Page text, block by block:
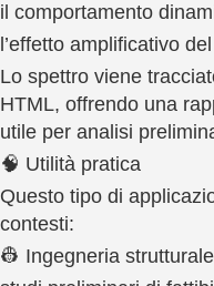
il comportamento
l’effetto amplificativo
Lo spettro viene
HTML, offrendo una
utile per analisi
🧠 Utilità pratica
Questo tipo di
contesti:
👷 Ingegneria strutturale